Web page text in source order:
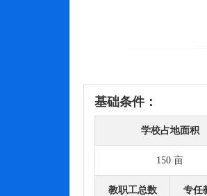
基础条件：
学校占地面积
150 亩
教职工总数 专任